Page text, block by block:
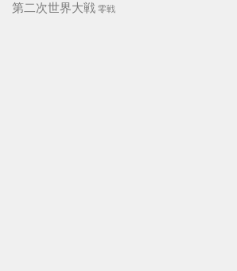
第二次世界大戦 零戦